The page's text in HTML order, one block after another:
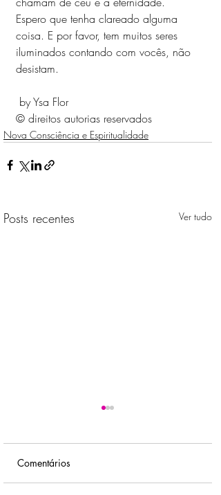
Espero que tenha clareado alguma
coisa. E por favor, tem muitos seres
iluminados contando com vocês, não
desistam.
by Ysa Flor
© direitos autorias reservados
Nova Consciência e Espiritualidade
Posts recentes Ver tudo
Comentários